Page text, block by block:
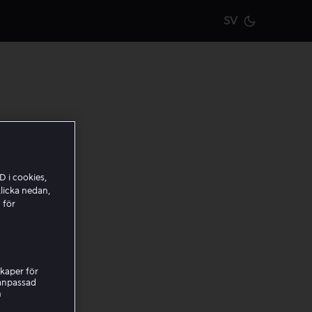
SV
i cookies,
nedan,
för
för